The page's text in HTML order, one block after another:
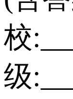
校
级